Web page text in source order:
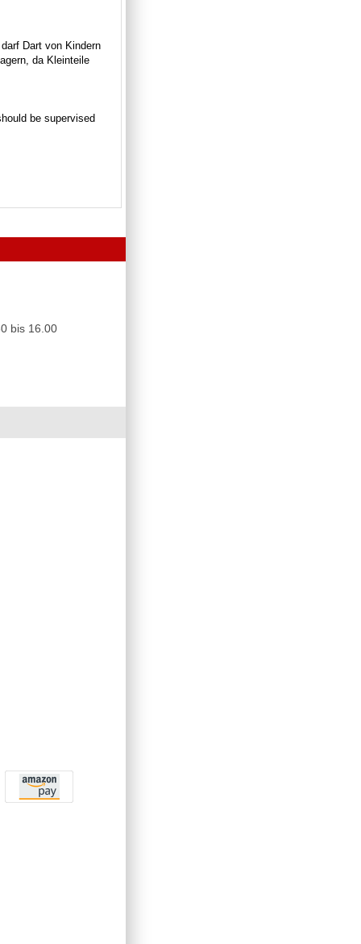
Dart von Kindern
da Kleinteile
be supervised
bis 16.00